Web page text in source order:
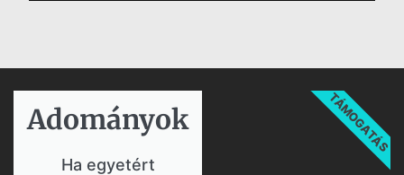
Adományok​
Ha egyetért
TÁMOGATÁS